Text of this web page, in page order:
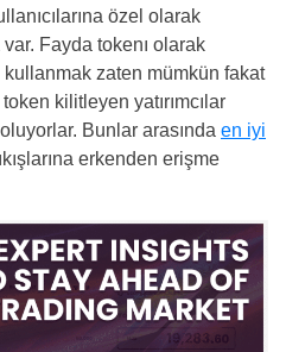
özel olarak
Fayda tokenı olarak
zaten mümkün fakat
kilitleyen yatırımcılar
Bunlar arasında en iyi
erkenden erişme